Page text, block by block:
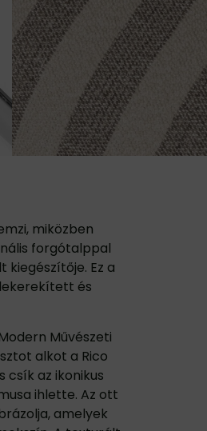
miközben
forgótalppal
kiegészítője. Ez a
és
Művészeti
alkot a Rico
csík az ikonikus
ihlette. Az ott
amelyek